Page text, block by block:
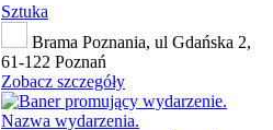
Sztuka
Brama Poznania, ul Gdańska 2,
61-122 Poznań
Zobacz szczegóły